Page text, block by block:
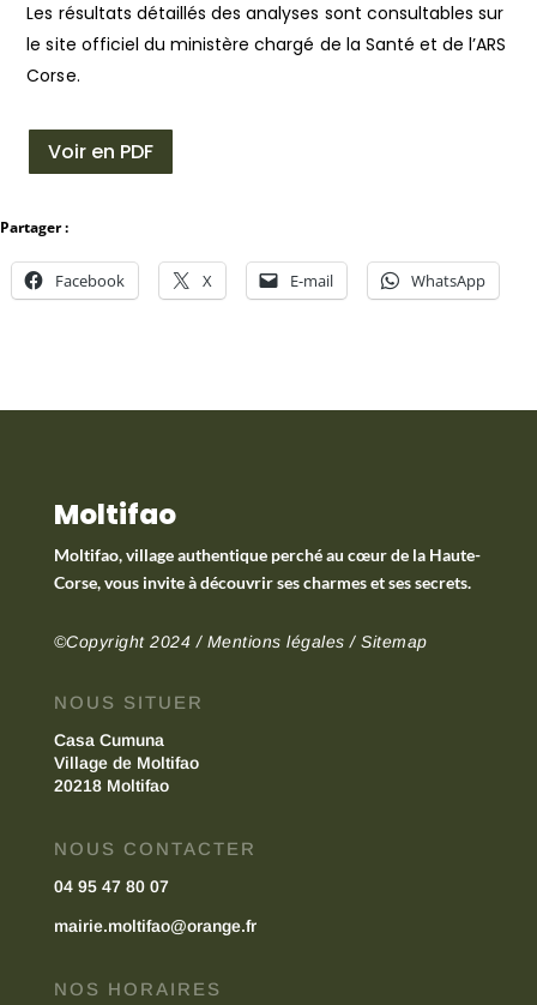
Les résultats détaillés des analyses sont consultables sur
le site officiel du ministère chargé de la Santé et de l’ARS
Corse.
Voir en PDF
Partager :
Facebook X E-mail WhatsApp
Moltifao
Moltifao, village authentique perché au cœur de la Haute-
Corse, vous invite à découvrir ses charmes et ses secrets.
©Copyright 2024 / Mentions légales /Sitemap
NOUS SITUER
Casa Cumuna
Village de Moltifao
20218 Moltifao
NOUS CONTACTER
04 95 47 80 07
mairie.moltifao@orange.fr
NOS HORAIRES